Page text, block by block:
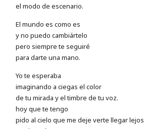
el modo de escenario.
El mundo es como es
y no puedo cambiártelo
pero siempre te seguiré
para darte una mano.
Yo te esperaba
imaginando a ciegas el color
de tu mirada y el timbre de tu voz.
hoy que te tengo
pido al cielo que me deje verte llegar lejos